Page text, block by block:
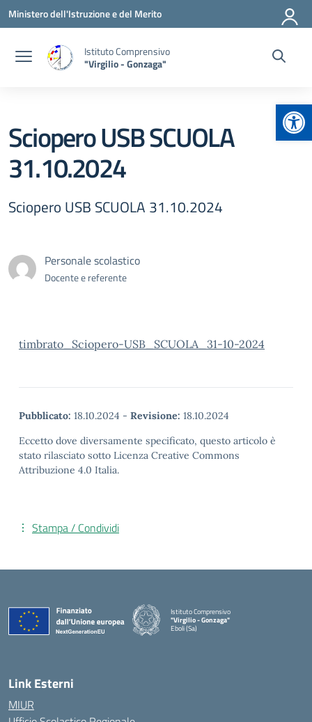
Vai ai contenuti
Vai al menu di navigazione
Vai al footer
Ministero dell'Istruzione e del Merito
Istituto Comprensivo
"Virgilio - Gonzaga"
Sciopero USB SCUOLA
31.10.2024
Sciopero USB SCUOLA 31.10.2024
Personale scolastico
Docente e referente
timbrato_Sciopero-USB_SCUOLA_31-10-2024
Pubblicato: 18.10.2024 - Revisione: 18.10.2024
Eccetto dove diversamente specificato, questo articolo è
stato rilasciato sotto Licenza Creative Commons
Attribuzione 4.0 Italia.
Stampa / Condividi
Istituto Comprensivo
"Virgilio - Gonzaga"
Eboli (Sa)
Link Esterni
MIUR